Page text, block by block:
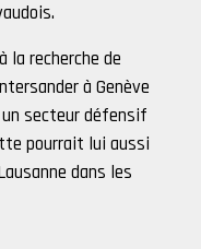
la recherche de
à Genève
secteur défensif
pourrait lui aussi
dans les